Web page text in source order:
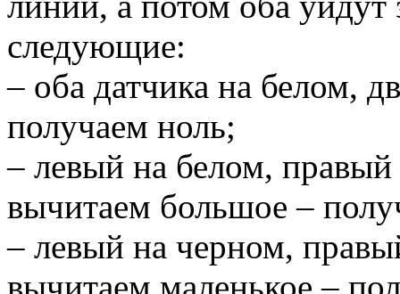
следующие:
– оба датчика на белом,
получаем ноль;
– левый на белом,
вычитаем большое –
– левый на черном,
вычитаем маленькое –